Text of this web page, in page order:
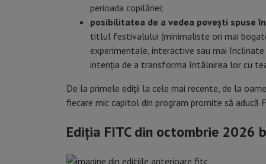
perioada copilăriei;
posibilitatea de a vedea povești spuse
titlul festivalului (minimaliste ori mai
experimentale, interactive sau mai
intenția de a transforma întâlnirea lor cu
De la primele ediții la cele mai recente, de la
fiecare mic capitol din program promite să aducă
Ediția FITC din octombrie 2026